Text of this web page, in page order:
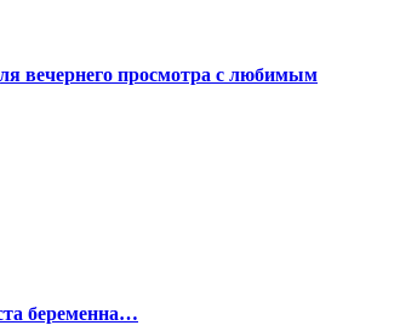
вечернего просмотра с любимым
беременна…